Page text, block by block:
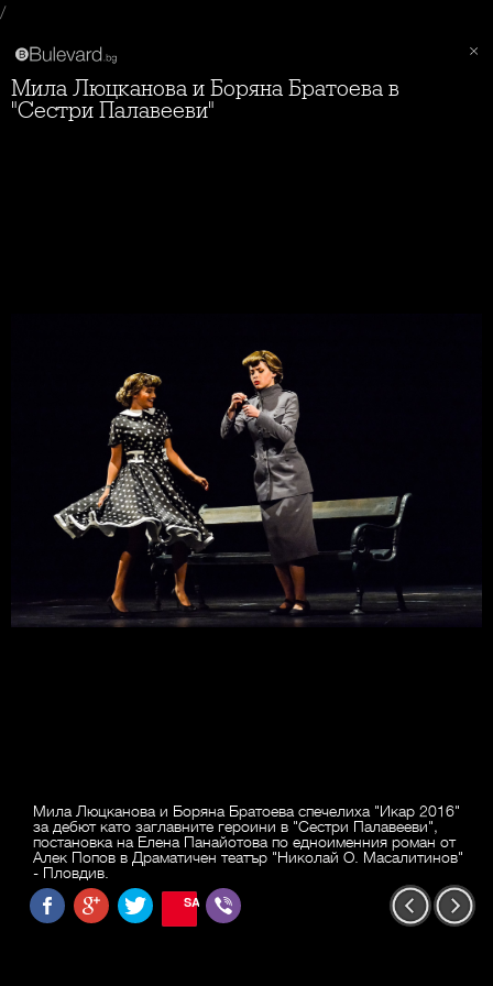
/
Мила Люцканова и Боряна Братоева в
"Сестри Палавееви"
Мила Люцканова и Боряна Братоева спечелиха "Икар 2016"
за дебют като заглавните героини в "Сестри Палавееви",
постановка на Елена Панайотова по едноименния роман от
Алек Попов в Драматичен театър "Николай О. Масалитинов"
- Пловдив.
SAVE